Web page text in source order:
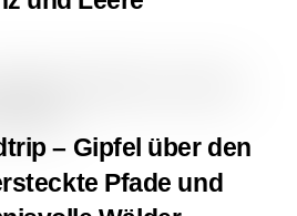
– Gipfel über den
Pfade und